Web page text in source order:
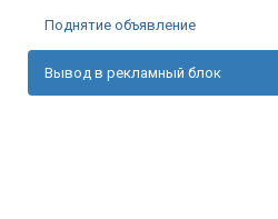
Поднятие объявление
Вывод в рекламный блок